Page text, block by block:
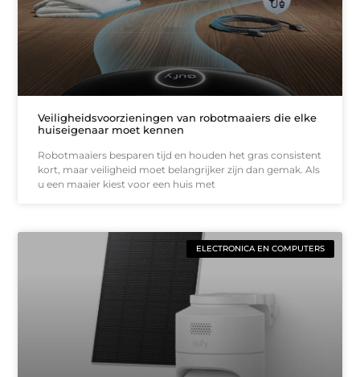
Veiligheidsvoorzieningen van robotmaaiers die elke
huiseigenaar moet kennen
Robotmaaiers besparen tijd en houden het gras consistent
kort, maar veiligheid moet belangrijker zijn dan gemak. Als
u een maaier kiest voor een huis met
ELECTRONICA EN COMPUTERS